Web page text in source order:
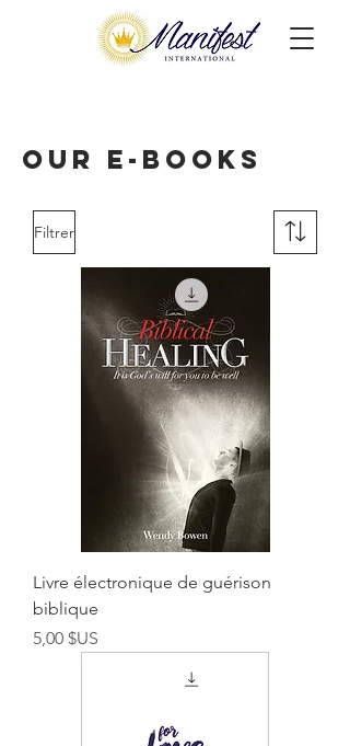
Our E-books
Filtrer
Livre électronique de guérison
biblique
Prix
5,00 $US